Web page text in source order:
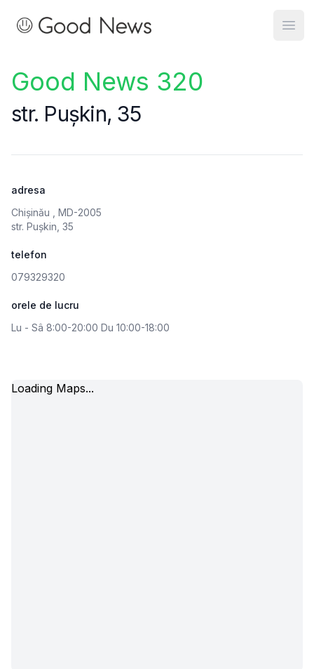
Good News
Good News 320
str. Pușkin, 35
adresa
Chișinău , MD-2005
str. Pușkin, 35
telefon
079329320
orele de lucru
Lu - Sâ 8:00-20:00 Du 10:00-18:00
Loading Maps...